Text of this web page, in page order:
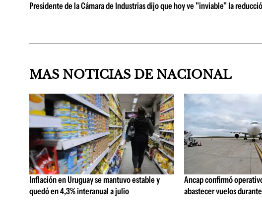
Presidente de la Cámara de Industrias dijo que hoy ve "inviable" la
MAS NOTICIAS DE NACIONAL
Inflación en Uruguay se mantuvo estable y
quedó en 4,3% interanual a julio
Ancap confirmó
abastecer vuelos